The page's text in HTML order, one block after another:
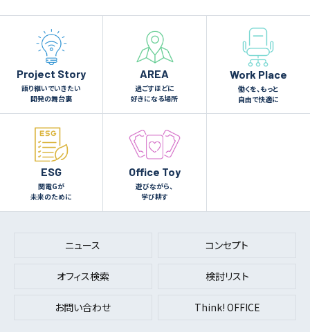
Project Story
語り継いでいきたい
開発の舞台裏
AREA
過ごすほどに
好きになる場所
Work Place
働くを、もっと
自由で快適に
ESG
関電Gが
未来のために
Office Toy
遊びながら、
学び耕す
ニュース コンセプト
オフィス検索 検討リスト
お問い合わせ Think! OFFICE